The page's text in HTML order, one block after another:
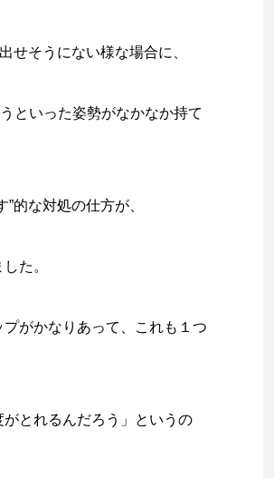
せそうにない様な場合に、
といった姿勢がなかなか持て
的な対処の仕方が、
た。
がかなりあって、これも１つ
がとれるんだろう」というの